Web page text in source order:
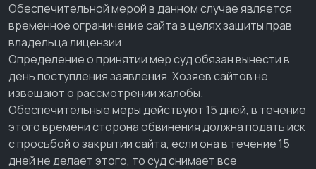
Обеспечительной мерой в данном случае является
временное ограничение сайта в целях защиты прав
владельца лицензии.
Определение о принятии мер суд обязан вынести в
день поступления заявления. Хозяев сайтов не
извещают о рассмотрении жалобы.
Обеспечительные меры действуют 15 дней, в течение
этого времени сторона обвинения должна подать иск
с просьбой о закрытии сайта, если она в течение 15
дней не делает этого, то суд снимает все